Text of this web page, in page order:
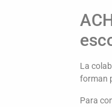
La
forman
Para